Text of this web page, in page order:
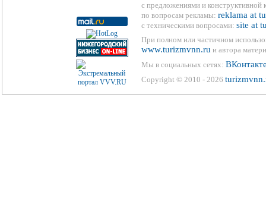
с предложениями и конструктивной
по вопросам рекламы: reklama at
с техническими вопросами: site at
При полном или частичном
www.turizmvnn.ru и автора
Мы в социальных сетях:
Copyright © 2010 - 2026